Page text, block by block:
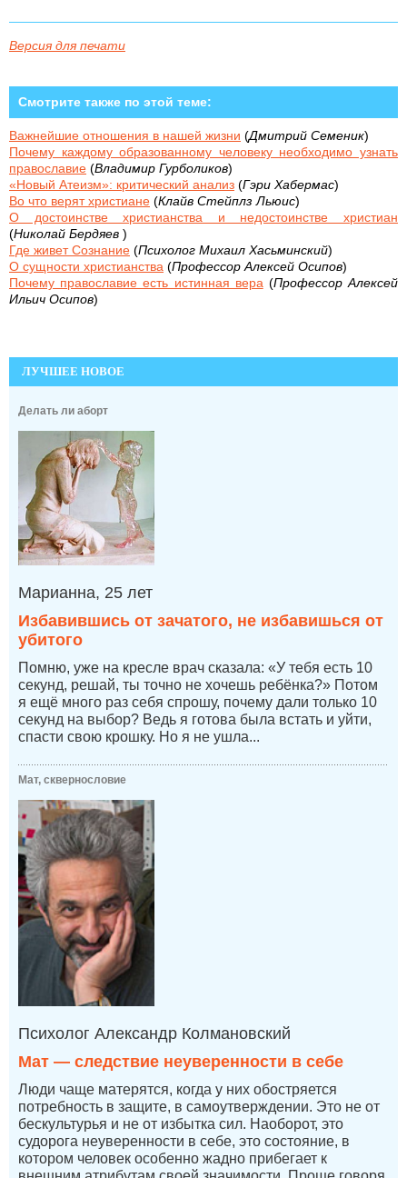
Версия для печати
Смотрите также по этой теме:
Важнейшие отношения в нашей жизни (Дмитрий Семеник)
Почему каждому образованному человеку необходимо узнать
православие (Владимир Гурболиков)
«Новый Атеизм»: критический анализ (Гэри Хабермас)
Во что верят христиане (Клайв Стейплз Льюис)
О достоинстве христианства и недостоинстве христиан
(Николай Бердяев )
Где живет Сознание (Психолог Михаил Хасьминский)
О сущности христианства (Профессор Алексей Осипов)
Почему православие есть истинная вера (Профессор Алексей
Ильич Осипов)
ЛУЧШЕЕ НОВОЕ
Делать ли аборт
Марианна, 25 лет
Избавившись от зачатого, не избавишься от
убитого
Помню, уже на кресле врач сказала: «У тебя есть 10
секунд, решай, ты точно не хочешь ребёнка?» Потом
я ещё много раз себя спрошу, почему дали только 10
секунд на выбор? Ведь я готова была встать и уйти,
спасти свою крошку. Но я не ушла...
Мат, сквернословие
Психолог Александр Колмановский
Мат — следствие неуверенности в себе
Люди чаще матерятся, когда у них обостряется
потребность в защите, в самоутверждении. Это не от
бескультурья и не от избытка сил. Наоборот, это
судорога неуверенности в себе, это состояние, в
котором человек особенно жадно прибегает к